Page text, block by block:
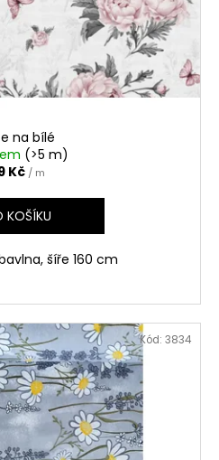
na bílé
(>5 m)
Kč / m
KOŠÍKU
šíře 160 cm
Kód: 3834